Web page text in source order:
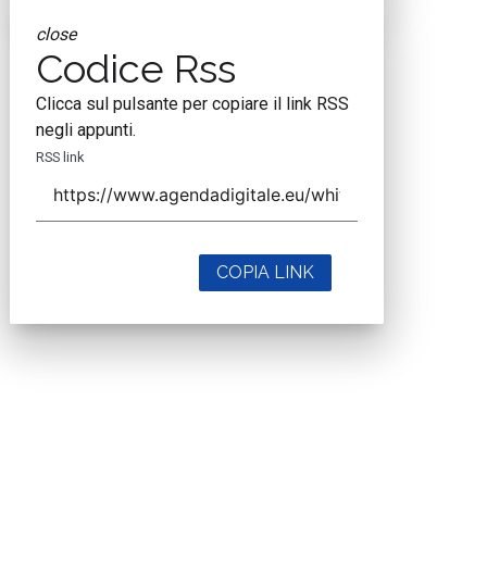
close
Codice Rss
Clicca sul pulsante per copiare il link RSS
negli appunti.
RSS link
COPIA LINK